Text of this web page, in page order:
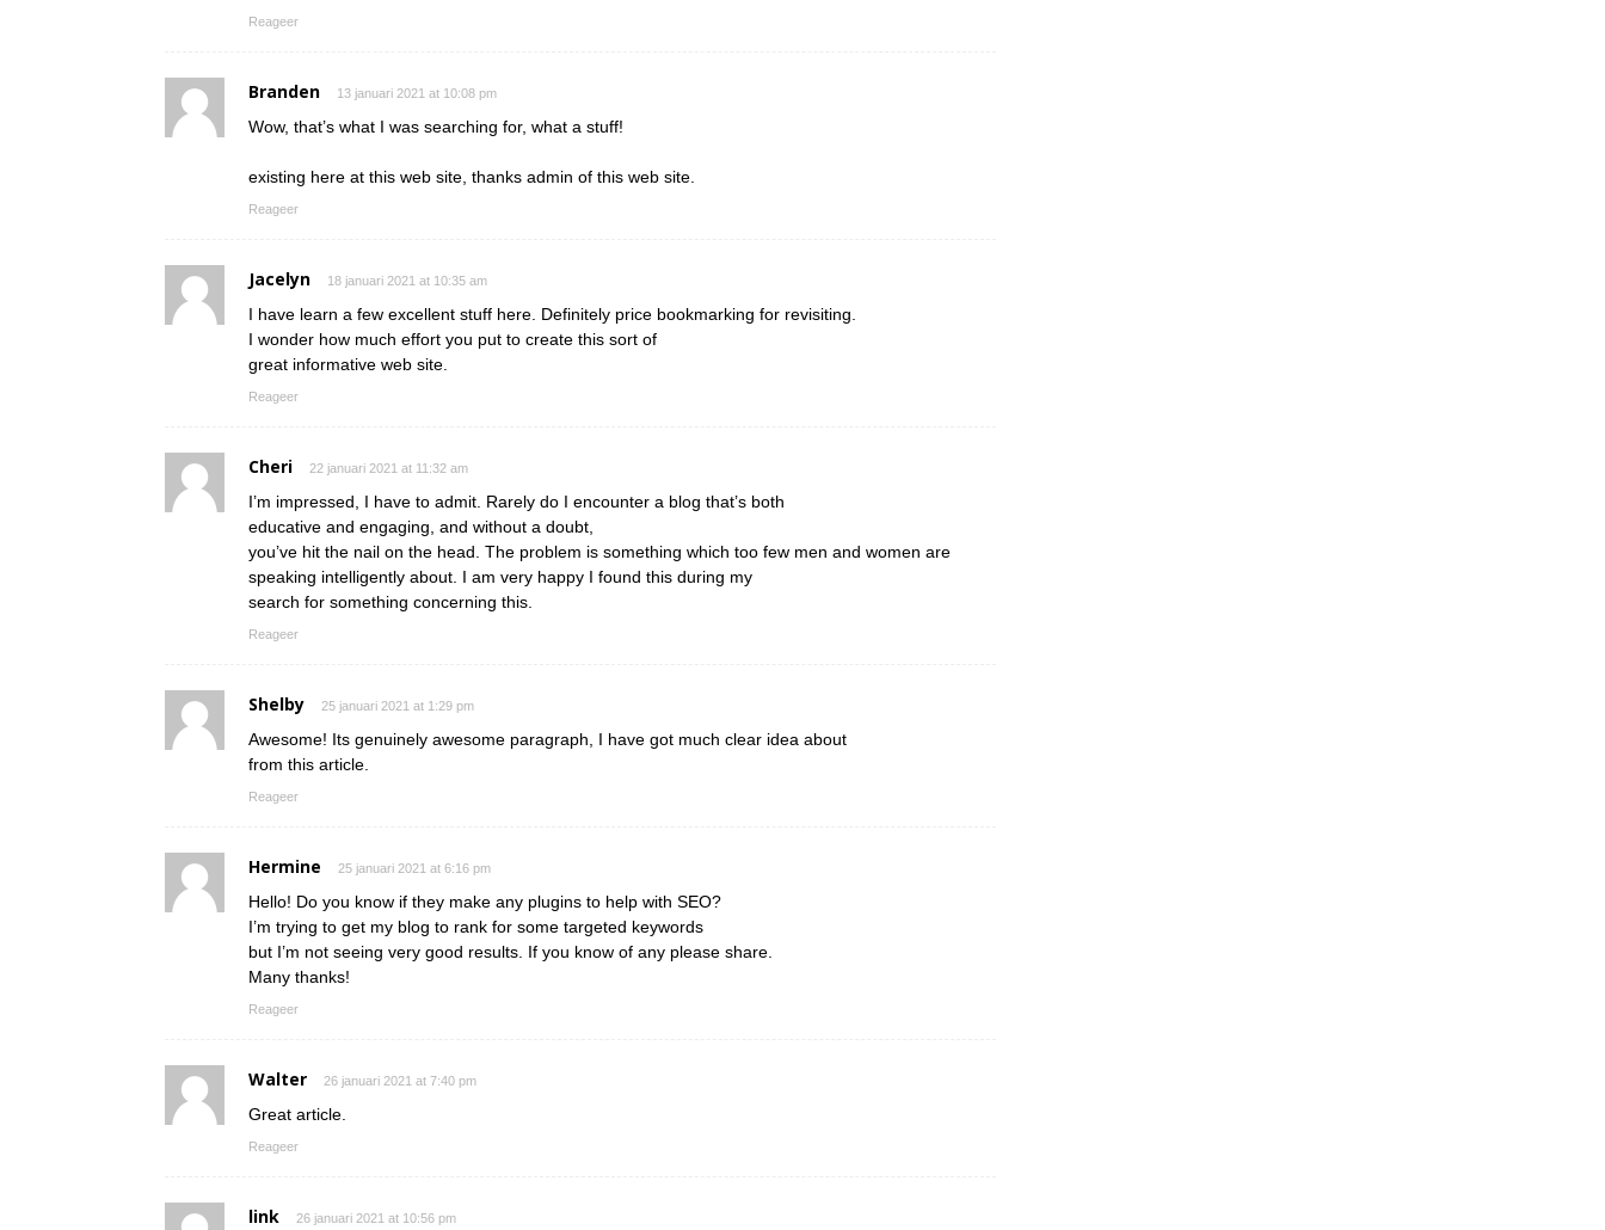
Reageer
Branden 13 januari 2021 at 10:08 pm
Wow, that’s what I was searching for, what a stuff!
existing here at this web site, thanks admin of this web site.
Reageer
Jacelyn 18 januari 2021 at 10:35 am
I have learn a few excellent stuff here. Definitely price bookmarking for revisiting.
I wonder how much effort you put to create this sort of
great informative web site.
Reageer
Cheri 22 januari 2021 at 11:32 am
I’m impressed, I have to admit. Rarely do I encounter a blog that’s both
educative and engaging, and without a doubt,
you’ve hit the nail on the head. The problem is something which too few men and women are
speaking intelligently about. I am very happy I found this during my
search for something concerning this.
Reageer
Shelby 25 januari 2021 at 1:29 pm
Awesome! Its genuinely awesome paragraph, I have got much clear idea about
from this article.
Reageer
Hermine 25 januari 2021 at 6:16 pm
Hello! Do you know if they make any plugins to help with SEO?
I’m trying to get my blog to rank for some targeted keywords
but I’m not seeing very good results. If you know of any please share.
Many thanks!
Reageer
Walter 26 januari 2021 at 7:40 pm
Great article.
Reageer
link 26 januari 2021 at 10:56 pm